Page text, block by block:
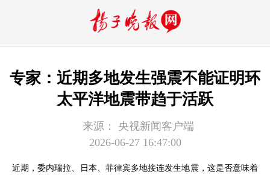
专家：近期多地发生强震不能证明环
太平洋地震带趋于活跃
来源：
央视新闻客户端
2026-06-27 16:47:00
近期，委内瑞拉、日本、菲律宾多地接连发生地震，这是否意味着